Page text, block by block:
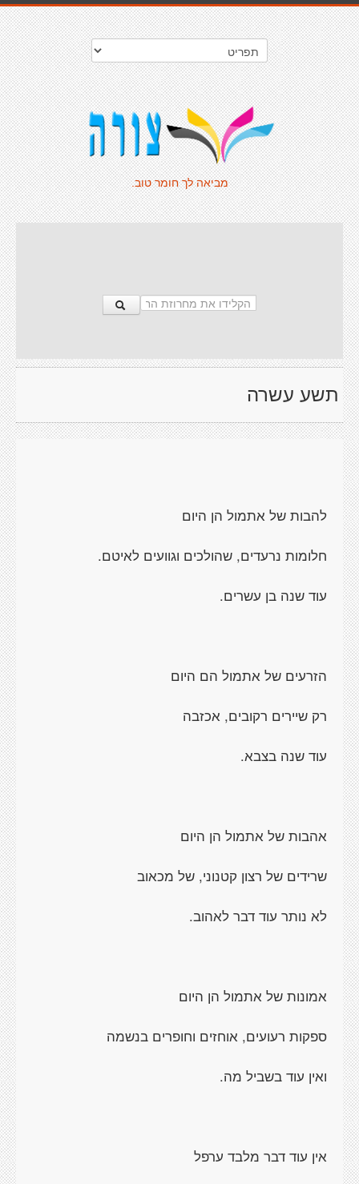
מביאה לך חומר טוב.
תשע עשרה
להבות של אתמול הן היום
חלומות נרעדים, שהולכים וגוועים לאיטם.
עוד שנה בן עשרים.
הזרעים של אתמול הם היום
רק שיירים רקובים, אכזבה
עוד שנה בצבא.
אהבות של אתמול הן היום
שרידים של רצון קטנוני, של מכאוב
לא נותר עוד דבר לאהוב.
אמונות של אתמול הן היום
ספקות רעועים, אוחזים וחופרים בנשמה
ואין עוד בשביל מה.
אין עוד דבר מלבד ערפל